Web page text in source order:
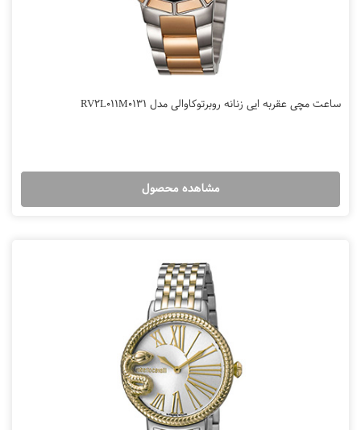
ساعت مچی عقربه ایی زنانه روبرتوکاوالی مدل RV2L011M0131
مشاهده محصول